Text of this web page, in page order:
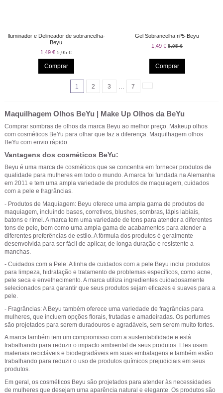
Iluminador e Delineador de sobrancelha-
Beyu
1,49 € 5,95 €
Comprar
Gel Sobrancelha nº5-Beyu
1,49 € 5,95 €
Comprar
1 2 3 7
Maquilhagem Olhos BeYu | Make Up Olhos da BeYu
Comprar sombras de olhos da marca Beyu ao melhor preço. Makeup olhos
com cosméticos BeYu para olhar que faz a diferença. Maquilhagem olhos
BeYu com envio rápido.
Vantagens dos cosméticos BeYu:
Beyu é uma marca de cosméticos que se concentra em fornecer produtos de
qualidade para mulheres em todo o mundo. A marca foi fundada na Alemanha
em 2011 e tem uma ampla variedade de produtos de maquiagem, cuidados
com a pele e fragrâncias.
- Produtos de Maquiagem: Beyu oferece uma ampla gama de produtos de
maquiagem, incluindo bases, corretivos, blushes, sombras, lápis labiais,
batons e rímel. A marca tem uma variedade de tons para atender a diferentes
tons de pele, bem como uma ampla gama de acabamentos para atender a
diferentes preferências de estilo. A fórmula dos produtos é geralmente
desenvolvida para ser fácil de aplicar, de longa duração e resistente a
manchas.
- Cuidados com a Pele: A linha de cuidados com a pele Beyu inclui produtos
para limpeza, hidratação e tratamento de problemas específicos, como acne,
pele seca e envelhecimento. A marca utiliza ingredientes cuidadosamente
selecionados para garantir que seus produtos sejam eficazes e suaves para a
pele.
- Fragrâncias: A Beyu também oferece uma variedade de fragrâncias para
mulheres, que incluem opções florais, frutadas e amadeiradas. Os perfumes
são projetados para serem duradouros e agradáveis, sem serem muito fortes.
A marca também tem um compromisso com a sustentabilidade e está
trabalhando para reduzir o impacto ambiental de seus produtos. Eles usam
materiais recicláveis ​​e biodegradáveis ​​em suas embalagens e também estão
trabalhando para reduzir o uso de produtos químicos prejudiciais em seus
produtos.
Em geral, os cosméticos Beyu são projetados para atender às necessidades
de mulheres que desejam uma aparência natural e elegante. Os produtos são